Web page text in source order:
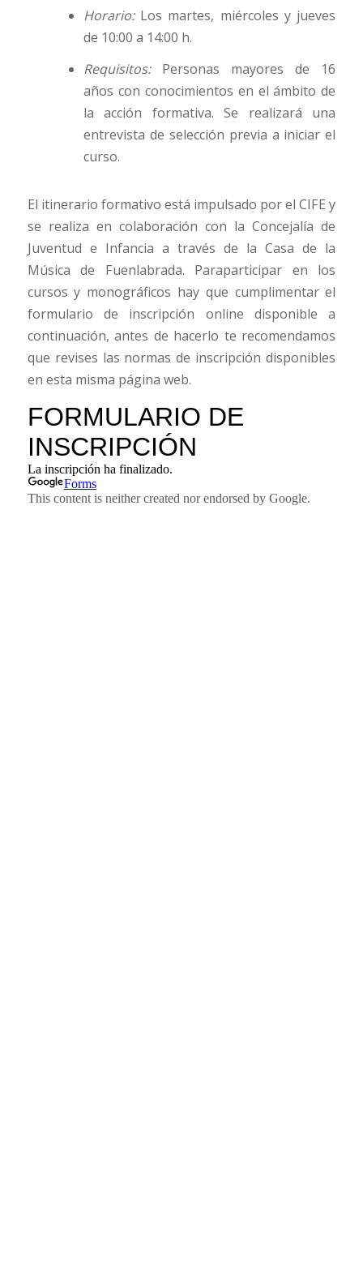
Horario:Los martes, miércoles y jueves
de 10:00 a 14:00 h.
Requisitos:Personas mayores de 16
años con conocimientos en el ámbito de
la acción formativa. Se realizará una
entrevista de selección previa a iniciar el
curso.
El itinerario formativo está impulsado por el CIFE y
se realiza en colaboración con la Concejalía de
Juventud e Infancia a través de la Casa de la
Música de Fuenlabrada. Paraparticipar en los
cursos y monográficos hay que cumplimentar el
formulario de inscripción online disponible a
continuación, antes de hacerlo te recomendamos
que revises las normas de inscripción disponibles
en esta misma página web.